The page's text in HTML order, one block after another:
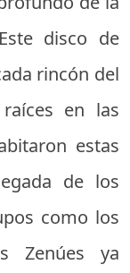
disco de
rincón del
en las
estas
de los
como los
Zenúes ya